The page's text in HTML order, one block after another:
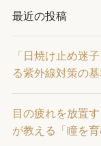
最近の投稿
「日焼け止め迷
る紫外線対策の
目の疲れを放置
が教える「瞳を